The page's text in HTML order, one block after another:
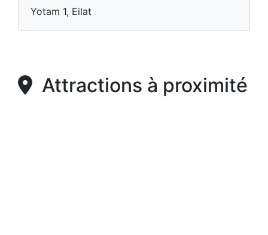
Yotam 1, Eilat
Attractions à proximité